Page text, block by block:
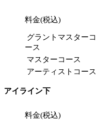
料金(税込)
グラントマスターコ
ース
マスターコース
アーティストコース
アイライン下
料金(税込)